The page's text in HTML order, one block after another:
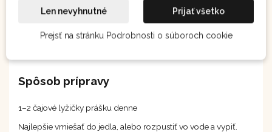
Spôsob prípravy
1–2 čajové lyžičky prášku denne
Najlepšie vmiešať do jedla, alebo rozpustiť vo vode a vypiť.
Len nevyhnutné Prijať všetko
Prejsť na stránku Podrobnosti o súboroch cookie